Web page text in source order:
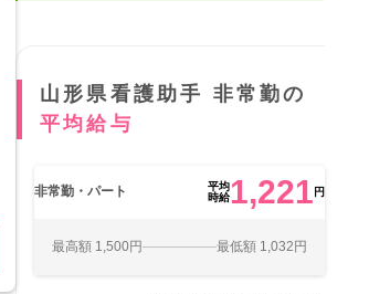
山形県看護助手 非常勤の
平均給与
非常勤・パート
平均
時給1,221 円
最高額 1,500円 最低額 1,032円